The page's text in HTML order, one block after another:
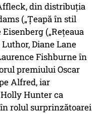
din distribuţia
(„Ţeapă în stil
(„Reţeaua
Diane Lane
Fishburne în
premiului Oscar
Alfred, iar
Hunter ca
în rolul surprinzătoarei